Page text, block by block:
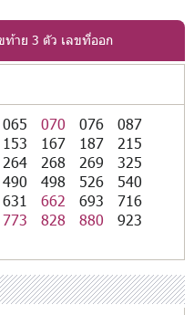
ท้าย 3 ตัว เลขที่ออก
065 070 076
087
153 167 187
215
264 268 269
325
490 498 526
540
631 662 693
716
773 828 880
923